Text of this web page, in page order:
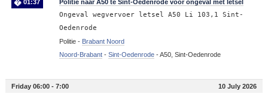
01:37 Politie naar A50 te Sint-Oedenrode voor ongeval met letsel
Ongeval wegvervoer letsel A50 Li 103,1 Sint-
Oedenrode
Politie - Brabant Noord
Noord-Brabant- Sint-Oedenrode-A50, Sint-Oedenrode
Friday 06:00 - 7:00 10 July 2026